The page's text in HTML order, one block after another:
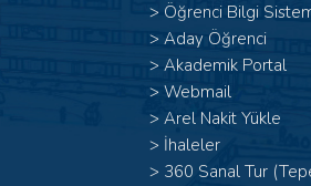
> Öğrenci Bilgi
> Aday Öğrenci
> Akademik Portal
> Webmail
> Arel Nakit Yükle
> İhaleler
> 360 Sanal Tur